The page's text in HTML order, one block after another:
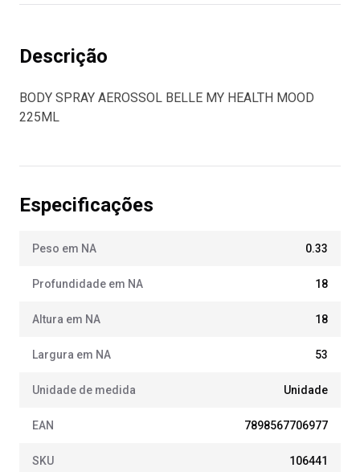
Descrição
BODY SPRAY AEROSSOL BELLE MY HEALTH MOOD
225ML
Especificações
Peso em NA 0.33
Profundidade em NA 18
Altura em NA 18
Largura em NA 53
Unidade de medida Unidade
EAN 7898567706977
SKU 106441